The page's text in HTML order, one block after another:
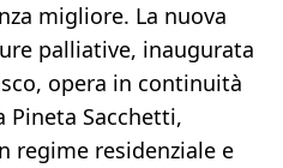
migliore. La nuova
palliative, inaugurata
opera in continuità
Pineta Sacchetti,
regime residenziale e